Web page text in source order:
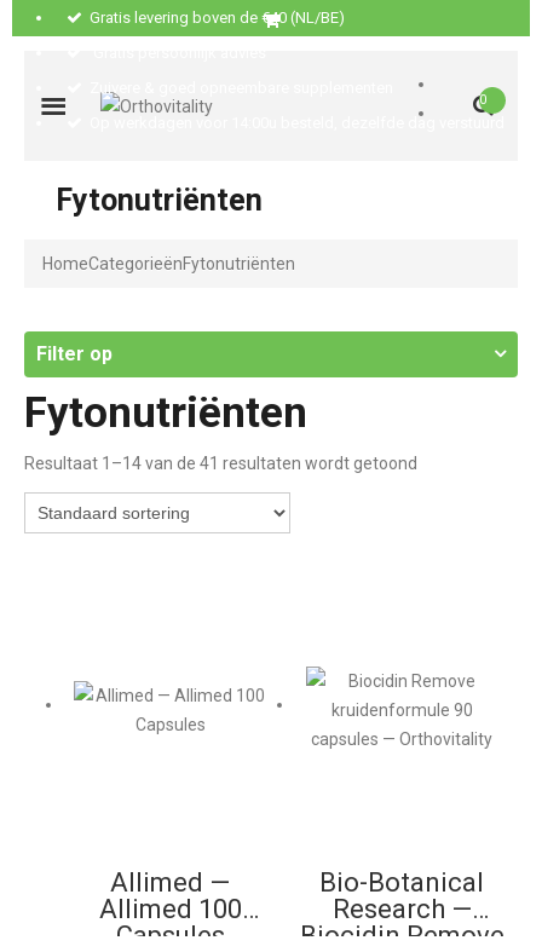
Gratis levering boven de €40 (NL/BE)
Zuivere & goed opneembare supplementen
0
Fytonutriënten
HomeCategorieënFytonutriënten
Filter op
Fytonutriënten
Resultaat 1–14 van de 41 resultaten wordt getoond
Allimed —
Allimed 100
Capsules
Bio-Botanical
Research —
Biocidin Remove